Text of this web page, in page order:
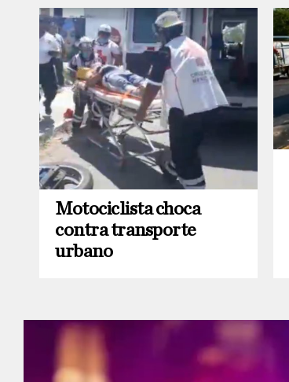
Motociclista choca
contra transporte
urbano